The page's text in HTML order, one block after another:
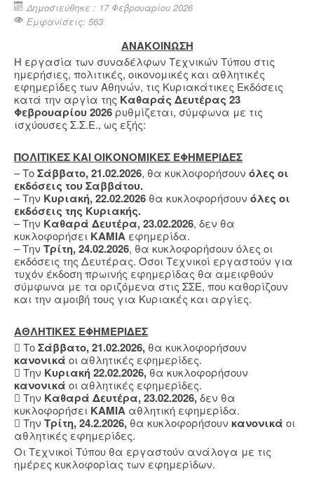
Δημοσιεύθηκε : 17 Φεβρουαρίου 2026
Εμφανίσεις: 563
ΑΝΑΚΟΙΝΩΣΗ
Η εργασία των συναδέλφων Τεχνικών Τύπου στις
ημερήσιες, πολιτικές, οικονομικές και αθλητικές
εφημερίδες των Αθηνών, τις Κυριακάτικες Εκδόσεις
κατά την αργία της Καθαράς Δευτέρας 23
Φεβρουαρίου 2026 ρυθμίζεται, σύμφωνα με τις
ισχύουσες Σ.Σ.Ε., ως εξής:
ΠΟΛΙΤΙΚΕΣ ΚΑΙ ΟΙΚΟΝΟΜΙΚΕΣ ΕΦΗΜΕΡΙΔΕΣ
– ΤοΣάββατο, 21.02.2026, θα κυκλοφορήσουν όλες οι
εκδόσεις του Σαββάτου.
– Την Κυριακή, 22.02.2026 θα κυκλοφορήσουν όλες οι
εκδόσεις της Κυριακής.
– Την Καθαρά Δευτέρα, 23.02.2026, δεν θα
κυκλοφορήσει ΚΑΜΙΑ εφημερίδα.
– Την Τρίτη, 24.02.2026, θα κυκλοφορήσουν όλες οι
εκδόσεις της Δευτέρας. Όσοι Τεχνικοί εργαστούν για
τυχόν έκδοση πρωινής εφημερίδας θα αμειφθούν
σύμφωνα με τα οριζόμενα στις ΣΣΕ, που καθορίζουν
και την αμοιβή τους για Κυριακές και αργίες.
ΑΘΛΗΤΙΚΕΣ ΕΦΗΜΕΡΙΔΕΣ
 ΤοΣάββατο, 21.02.2026, θα κυκλοφορήσουν
κανονικά οι αθλητικές εφημερίδες.
 Την Κυριακή 22.02.2026, θα κυκλοφορήσουν
κανονικά οι αθλητικές εφημερίδες.
 Την Καθαρά Δευτέρα, 23.02.2026,δεν θα
κυκλοφορήσει ΚΑΜΙΑ αθλητική εφημερίδα.
 Την Τρίτη, 24.2.2026, θα κυκλοφορήσουν κανονικά οι
αθλητικές εφημερίδες.
Οι Τεχνικοί Τύπου θα εργαστούν ανάλογα με τις
ημέρες κυκλοφορίας των εφημερίδων.